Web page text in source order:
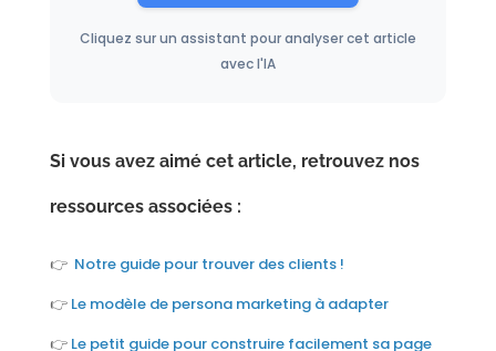
Cliquez sur un assistant pour analyser cet article
avec l'IA
Si vous avez aimé cet article, retrouvez nos
ressources associées :
👉 Notre guide pour trouver des clients !
👉 Le modèle de persona marketing à adapter
👉 Le petit guide pour construire facilement sa page